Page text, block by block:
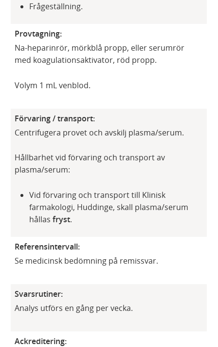
Frågeställning.
Provtagning:
Na-heparinrör, mörkblå propp, eller serumrör
med koagulationsaktivator, röd propp.
Volym 1 mL venblod.
Förvaring / transport:
Centrifugera provet och avskilj plasma/serum.
Hållbarhet vid förvaring och transport av
plasma/serum:
Vid förvaring och transport till Klinisk
farmakologi, Huddinge, skall plasma/serum
hållasfryst.
Referensintervall:
Se medicinsk bedömning på remissvar.
Svarsrutiner:
Analys utförs en gång per vecka.​
Ackreditering: